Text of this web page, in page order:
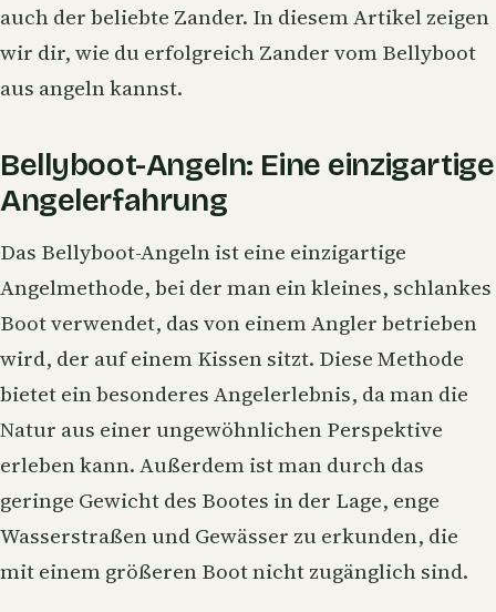
auch der beliebte Zander. In diesem Artikel zeigen
wir dir, wie du erfolgreich Zander vom Bellyboot
aus angeln kannst.
Bellyboot-Angeln: Eine einzigartige
Angelerfahrung
Das Bellyboot-Angeln ist eine einzigartige
Angelmethode, bei der man ein kleines, schlankes
Boot verwendet, das von einem Angler betrieben
wird, der auf einem Kissen sitzt. Diese Methode
bietet ein besonderes Angelerlebnis, da man die
Natur aus einer ungewöhnlichen Perspektive
erleben kann. Außerdem ist man durch das
geringe Gewicht des Bootes in der Lage, enge
Wasserstraßen und Gewässer zu erkunden, die
mit einem größeren Boot nicht zugänglich sind.